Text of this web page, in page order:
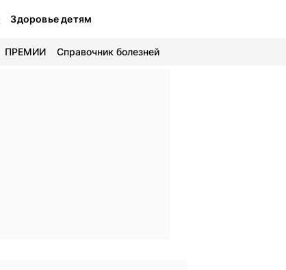
Здоровье детям
ПРЕМИИ Справочник болезней